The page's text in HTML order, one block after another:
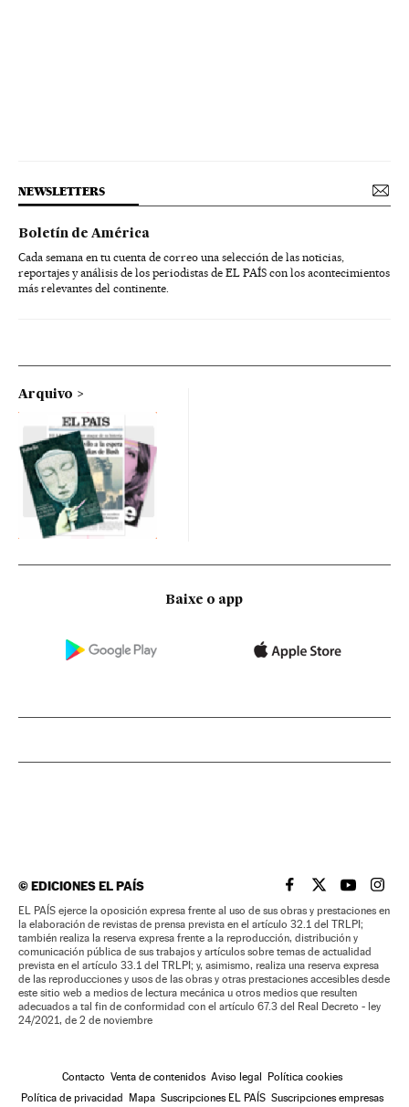
NEWSLETTERS
Boletín de América
Cada semana en tu cuenta de correo una selección de las noticias,
reportajes y análisis de los periodistas de EL PAÍS con los acontecimientos
más relevantes del continente.
Arquivo
Baixe o app
©EDICIONES EL PAÍS EL PAÍS BRASIL EN
EL PAÍSEL PAÍS
EL
EL PAÍS ejerce la oposición expresa frente al uso de sus obras y prestaciones en
la elaboración de revistas de prensa prevista en el artículo 32.1 del TRLPI;
también realiza la reserva expresa frente a la reproducción, distribución y
comunicación pública de sus trabajos y artículos sobre temas de actualidad
prevista en el artículo 33.1 del TRLPI; y, asimismo, realiza una reserva expresa
de las reproducciones y usos de las obras y otras prestaciones accesibles desde
este sitio web a medios de lectura mecánica u otros medios que resulten
adecuados a tal fin de conformidad con el artículo 67.3 del Real Decreto - ley
24/2021, de 2 de noviembre
Contacto Venta de contenidos Aviso legal
Política cookies
Política de privacidad
Mapa Suscripciones EL PAÍS Suscripciones empresas